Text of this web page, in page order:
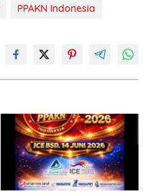
PPAKN Indonesia